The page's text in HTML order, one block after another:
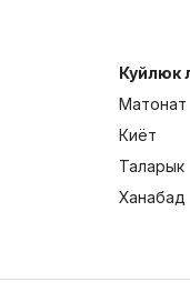
Куйлюк
Матонат
Киёт
Таларык
Ханабад